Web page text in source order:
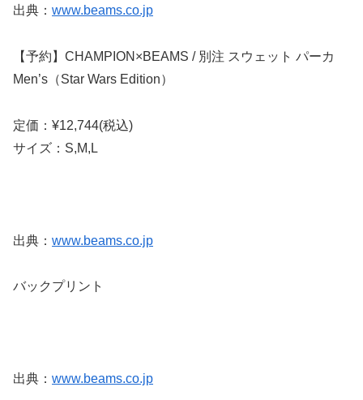
出典： www.beams.co.jp
【予約】CHAMPION×BEAMS / 別注 スウェット パーカ
Men’s（Star Wars Edition）
定価：¥12,744(税込)
サイズ：S,M,L
出典： www.beams.co.jp
バックプリント
出典： www.beams.co.jp